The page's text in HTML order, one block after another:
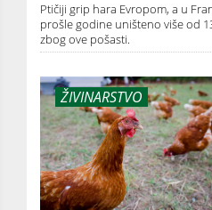
Ptičiji grip hara Evropom, a u
prošle godine uništeno više od
zbog ove pošasti.
ŽIVINARSTVO